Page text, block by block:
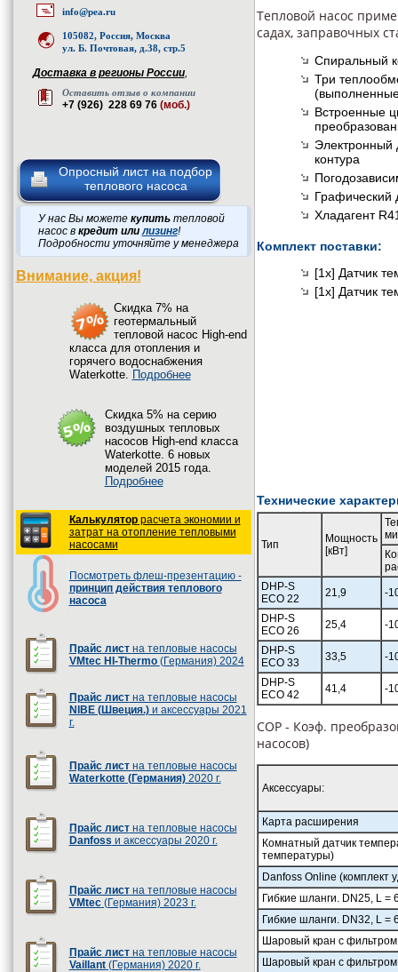
info@pea.ru
105082, Россия, Москва
ул. Б. Почтовая, д.38, стр.5
Доставка в регионы России,
Оставить отзыв о компании
+7 (926) 228 69 76 (моб.)
Опросный лист на подбор
теплового насоса
У нас Вы можете купитьтепловой
насос в кредит илилизинг!
Подробности уточняйте у менеджера
Внимание, акция!
Cкидка 7% на
геотермальный
тепловой насос High-end
класса для отопления и
горячего водоснабжения
Waterkotte. Подробнее
Cкидка 5% на серию
воздушных тепловых
насосов High-end класса
Waterkotte. 6 новых
моделей 2015 года.
Подробнее
Калькуляторрасчета экономии и
затрат на отопление тепловыми
насосами
Посмотреть флеш-презентацию -
принцип действия теплового
насоса
Прайс лист на тепловые насосы
VMtec HI-Thermo (Германия) 2024
Прайс листна тепловые насосы
NIBE (Швеция.)и аксессуары 2021
г.
Прайс лист на тепловые насосы
Waterkotte (Германия)2020 г.
Прайс листна тепловые насосы
Danfoss и аксессуары 2020 г.
Прайс листна тепловые насосы
VMtec(Германия) 2023 г.
Прайс листна тепловые насосы
Vaillant(Германия) 2020 г.
Тепловой насос
садах, заправочных
Спиральный
Три
Встроенные
Электронный
контура
Графический
Хладагент
Комплект поставки:
[1x] Датчик
[1x] Датчик
Технические
Тип
Мощность
[кВт]
DHP-S
ECO 22
21,9 -
DHP-S
ECO 26
25,4 -
DHP-S
ECO 33
33,5 -
DHP-S
ECO 42
41,4 -
COP - Коэф.
насосов)
Аксессуары:
Карта расширения
Комнатный датчик
температуры)
Danfoss Online (комплект
Гибкие шланги. DN25, L =
Гибкие шланги. DN32, L =
Шаровый кран с
Шаровый кран с